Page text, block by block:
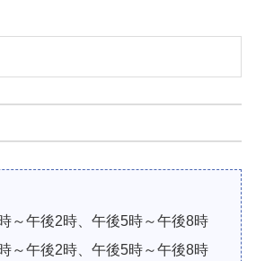
～午後2時、午後5時～午後8時
～午後2時、午後5時～午後8時